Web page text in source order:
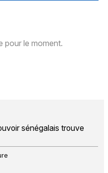
pour le moment.
sénégalais trouve